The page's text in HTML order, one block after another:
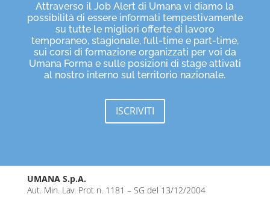
Attraverso il Job Alert di Umana vi diamo la
possibilità di essere informati tempestivamente
su tutte le migliori offerte di lavoro
temporaneo, stagionale, full-time e part-time,
sui corsi di formazione organizzati per voi da
Umana Forma e sulle posizioni di stage attivati
al nostro interno sul territorio nazionale.
ISCRIVITI
UMANA S.p.A.
Aut. Min. Lav. Prot n. 1181 – SG del 13/12/2004